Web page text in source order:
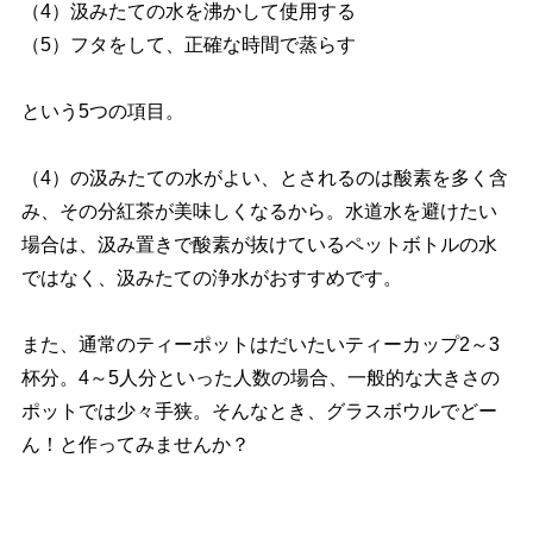
（4）汲みたての水を沸かして使用する
（5）フタをして、正確な時間で蒸らす
という5つの項目。
（4）の汲みたての水がよい、とされるのは酸素を多く含
み、その分紅茶が美味しくなるから。水道水を避けたい
場合は、汲み置きで酸素が抜けているペットボトルの水
ではなく、汲みたての浄水がおすすめです。
また、通常のティーポットはだいたいティーカップ2～3
杯分。4～5人分といった人数の場合、一般的な大きさの
ポットでは少々手狭。そんなとき、グラスボウルでどー
ん！と作ってみませんか？